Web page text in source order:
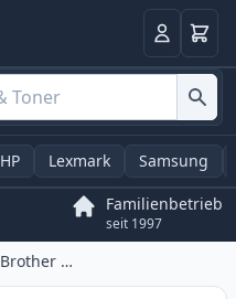
Anmelden
HP Lexmark Samsung
Familienbetrieb
seit 1997
2 stück Brother TN2320 (TN2310) Schwarz XL Toner (Ink Hero)